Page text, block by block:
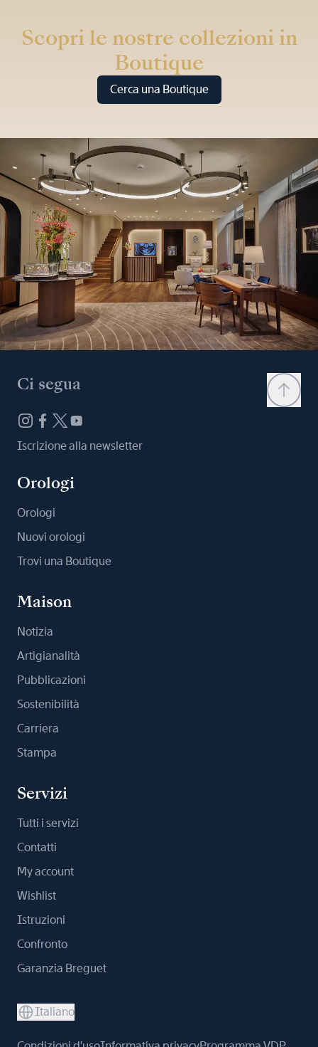
Scopri le nostre collezioni in
Boutique
Cerca una Boutique
Ci segua
Iscrizione alla newsletter
Orologi
Orologi
Nuovi orologi
Trovi una Boutique
Maison
Notizia
Artigianalità
Pubblicazioni
Sostenibilità
Carriera
Stampa
Servizi
Tutti i servizi
Contatti
My account
Wishlist
Istruzioni
Confronto
Garanzia Breguet
Italiano